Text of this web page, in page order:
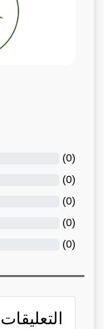
(
0
)
(
0
)
(
0
)
(
0
)
(
0
)
التعليقات